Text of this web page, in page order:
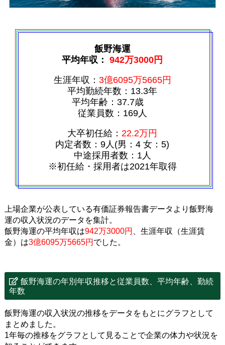
飯野海運
平均年収：942万3000円
生涯年収： 3億6095万5665円
平均勤続年数：13.3年
平均年齢：37.7歳
従業員数：169人
大卒初任給： 22.2万円
内定者数：9人(男：4 女：5)
中途採用者数：1人
※初任給・採用者は2021年取得
上場企業が公表している有価証券報告書データより飯野海
運の収入状況のデータを集計。
飯野海運の平均年収は942万3000円
、生涯年収（生涯賃
金）は3億6095万5665円 でした。
飯野海運の年別年収推移と従業員数、平均年齢、勤続
年数
飯野海運の収入状況の推移をデータをもとにグラフとして
まとめました。
1年毎の推移をグラフとして見ることで企業の体力や状況を